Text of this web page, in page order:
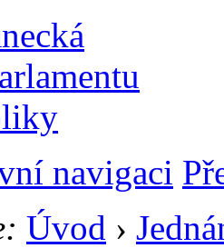
navigaci
Úvod ›